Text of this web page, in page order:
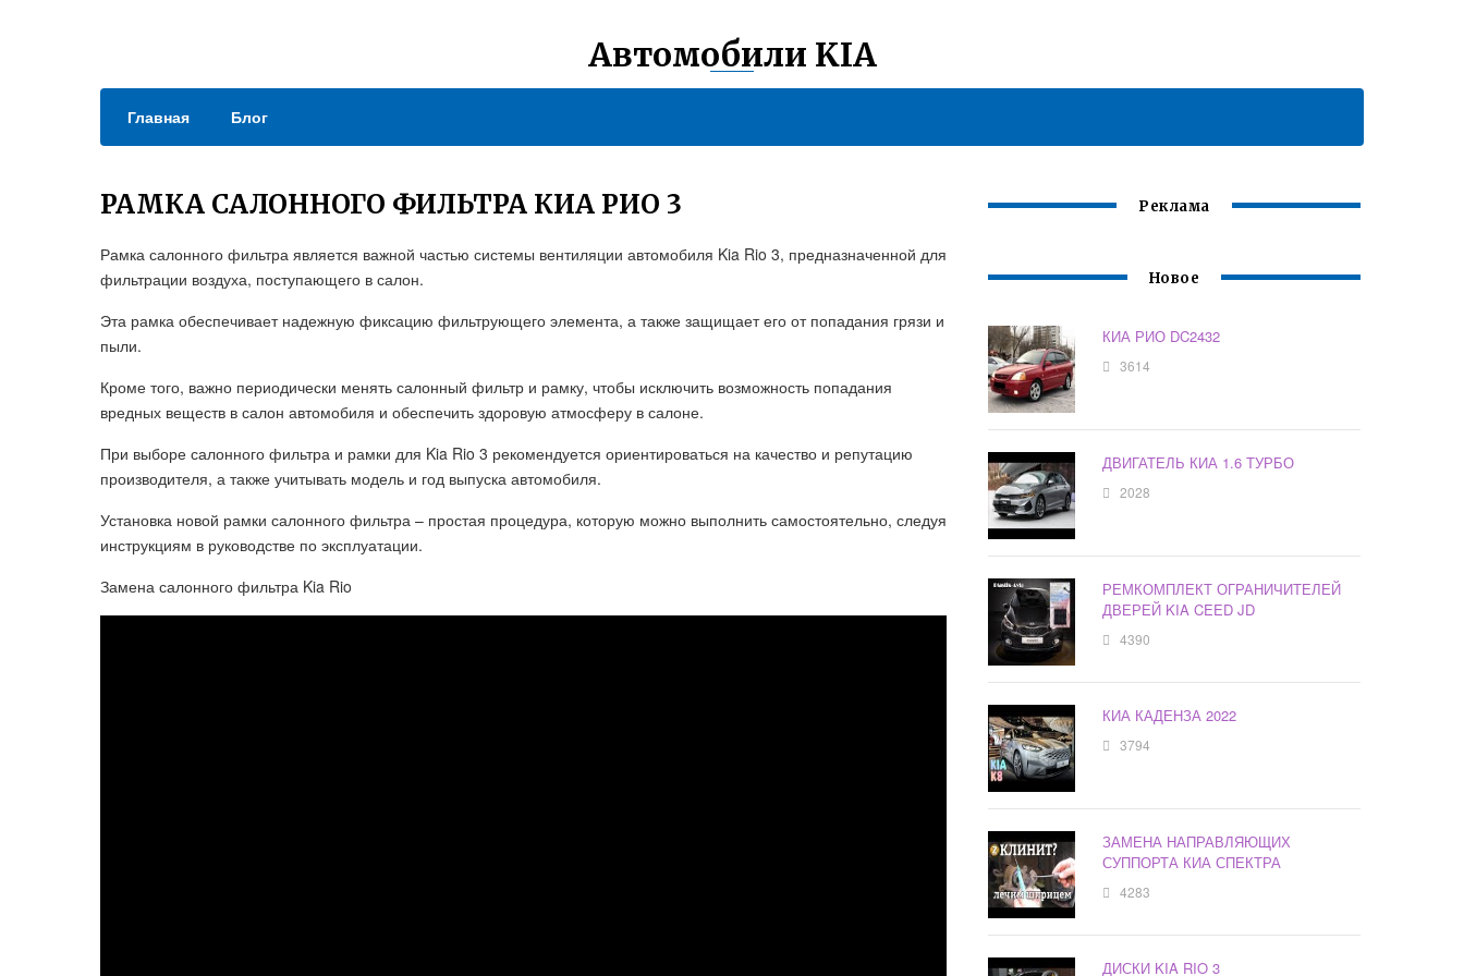
Автомобили KIA
Главная Блог
РАМКА САЛОННОГО ФИЛЬТРА КИА РИО 3
Рамка салонного фильтра является важной частью системы вентиляции автомобиля Kia Rio 3, предназначенной для
фильтрации воздуха, поступающего в салон.
Эта рамка обеспечивает надежную фиксацию фильтрующего элемента, а также защищает его от попадания грязи и
пыли.
Кроме того, важно периодически менять салонный фильтр и рамку, чтобы исключить возможность попадания
вредных веществ в салон автомобиля и обеспечить здоровую атмосферу в салоне.
При выборе салонного фильтра и рамки для Kia Rio 3 рекомендуется ориентироваться на качество и репутацию
производителя, а также учитывать модель и год выпуска автомобиля.
Установка новой рамки салонного фильтра – простая процедура, которую можно выполнить самостоятельно, следуя
инструкциям в руководстве по эксплуатации.
Замена салонного фильтра Kia Rio
Реклама
Новое
КИА РИО DC2432
3614
ДВИГАТЕЛЬ КИА 1.6 ТУРБО
2028
РЕМКОМПЛЕКТ ОГРАНИЧИТЕЛЕЙ
ДВЕРЕЙ KIA CEED JD
4390
КИА КАДЕНЗА 2022
3794
ЗАМЕНА НАПРАВЛЯЮЩИХ
СУППОРТА КИА СПЕКТРА
4283
ДИСКИ KIA RIO 3